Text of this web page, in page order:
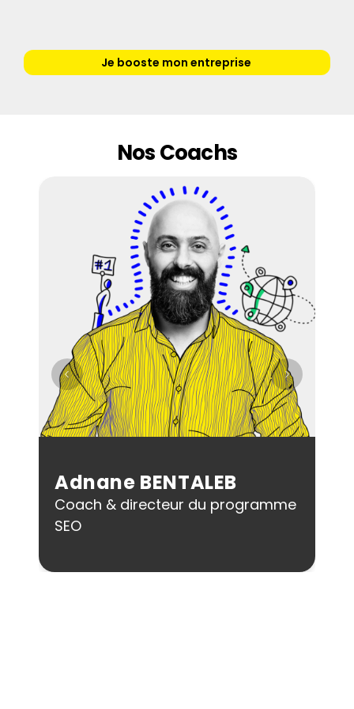
Je booste mon entreprise
Nos Coachs
Adnane BENTALEB
Coach & directeur du programme
SEO